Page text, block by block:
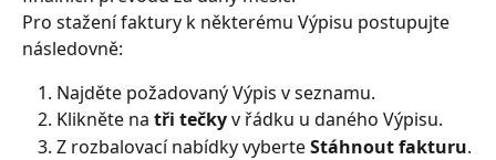
Pro stažení faktury k některému Výpisu postupujte
následovně:
Najděte požadovaný Výpis v seznamu.
Klikněte na tři tečky v řádku u daného Výpisu.
Z rozbalovací nabídky vyberte Stáhnout fakturu.